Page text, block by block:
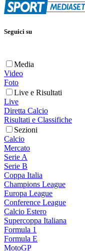
Seguici su
Media
Video
Foto
Live e Risultati
Live
Diretta Calcio
Risultati e Classifiche
Sezioni
Calcio
Mercato
Serie A
Serie B
Coppa Italia
Champions League
Europa League
Conference League
Calcio Estero
Supercoppa Italiana
Formula 1
Formula E
MotoGP